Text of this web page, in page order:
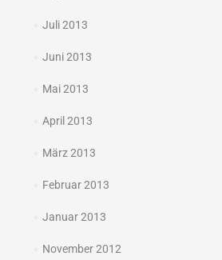
Juli 2013
Juni 2013
Mai 2013
April 2013
März 2013
Februar 2013
Januar 2013
November 2012